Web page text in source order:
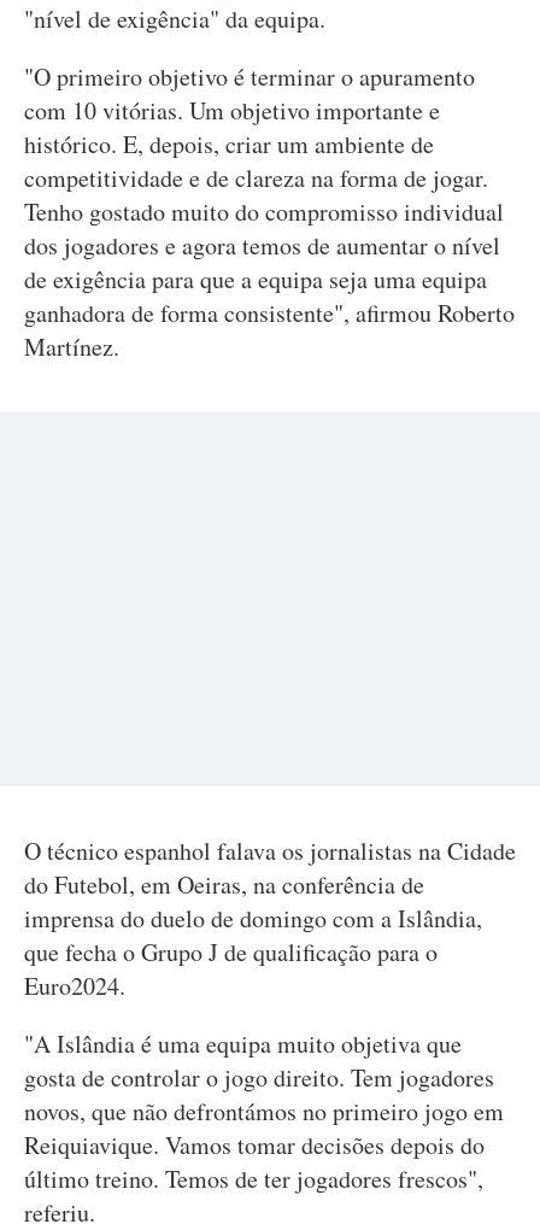
"nível de exigência" da equipa.
"O primeiro objetivo é terminar o apuramento
com 10 vitórias. Um objetivo importante e
histórico. E, depois, criar um ambiente de
competitividade e de clareza na forma de jogar.
Tenho gostado muito do compromisso individual
dos jogadores e agora temos de aumentar o nível
de exigência para que a equipa seja uma equipa
ganhadora de forma consistente", afirmou Roberto
Martínez.
O técnico espanhol falava os jornalistas na Cidade
do Futebol, em Oeiras, na conferência de
imprensa do duelo de domingo com a Islândia,
que fecha o Grupo J de qualificação para o
Euro2024.
"A Islândia é uma equipa muito objetiva que
gosta de controlar o jogo direito. Tem jogadores
novos, que não defrontámos no primeiro jogo em
Reiquiavique. Vamos tomar decisões depois do
último treino. Temos de ter jogadores frescos",
referiu.